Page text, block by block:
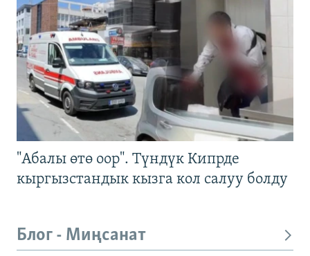
"Абалы өтө оор". Түндүк Кипрде
кыргызстандык кызга кол салуу болду
Блог - Миңсанат